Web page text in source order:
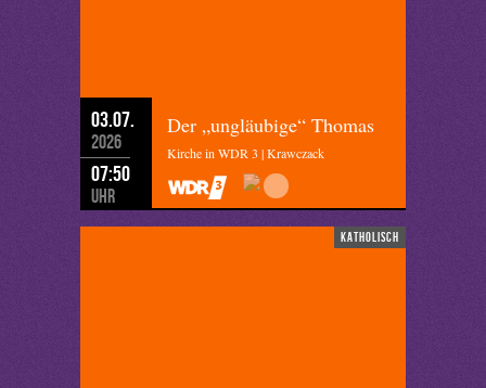
03.07.
2026
07:50
Uhr
Der „ungläubige“ Thomas
Kirche in WDR 3 | Krawczack
katholisch